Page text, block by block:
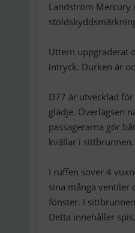
Landström Mercury
Uttern uppgraderat
intryck. Durken är
D77 är utvecklad
glädje. Överlägsen
passagerarna gör
kvällar i
I ruffen sover 4
sina många ventiler
fönster. I
Detta innehåller